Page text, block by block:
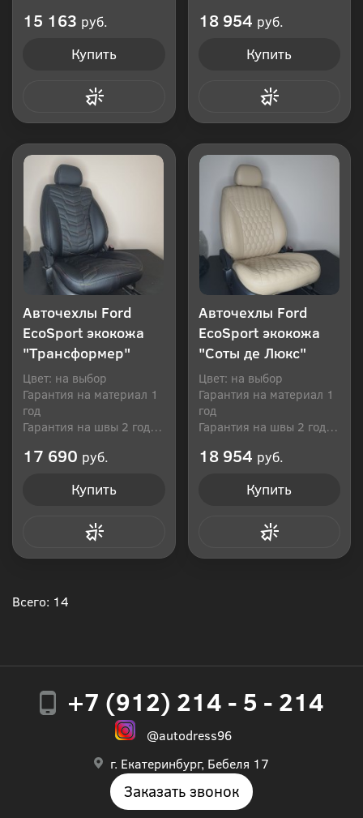
15 163 руб.
Купить
18 954 руб.
Купить
Авточехлы Ford
EcoSport экокожа
"Трансформер"
Цвет: на выбор
Гарантия на материал 1
год
Гарантия на швы 2 года
17 690 руб.
Купить
Авточехлы Ford
EcoSport экокожа
"Соты де Люкс"
Цвет: на выбор
Гарантия на материал 1
год
Гарантия на швы 2 года
18 954 руб.
Купить
Всего: 14
+7 (912) 214 - 5 - 214
@autodress96
г. Екатеринбург, Бебеля 17
Заказать звонок